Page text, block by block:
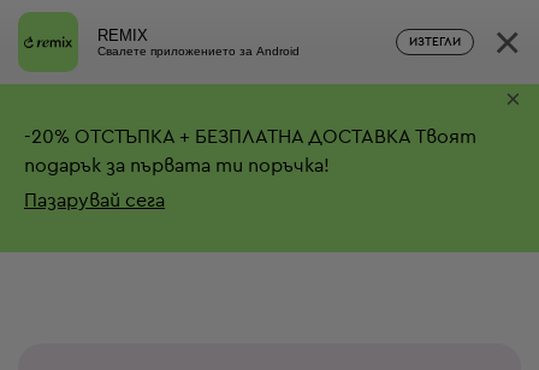
REMIX
Свалете приложението за Android
ИЗТЕГЛИ ×
-20% ОТСТЪПКА + БЕЗПЛАТНА ДОСТАВКА Твоят
подарък за първата ти поръчка!
Пазарувай сега
×